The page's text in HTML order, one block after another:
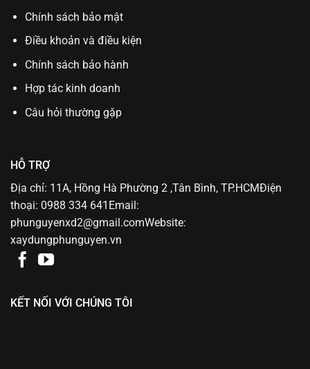
Chính sách bảo mật
Điều khoản và điều kiện
Chính sách bảo hành
Hợp tác kinh doanh
Câu hỏi thường gặp
HỖ TRỢ
Địa chỉ: 11A, Hồng Hà Phường 2 ,Tân Bình, TP.HCMĐiện
thoại: 0988 334 641Email:
phunguyenxd2@gmail.comWebsite:
xaydungphunguyen.vn
KẾT NỐI VỚI CHÚNG TÔI